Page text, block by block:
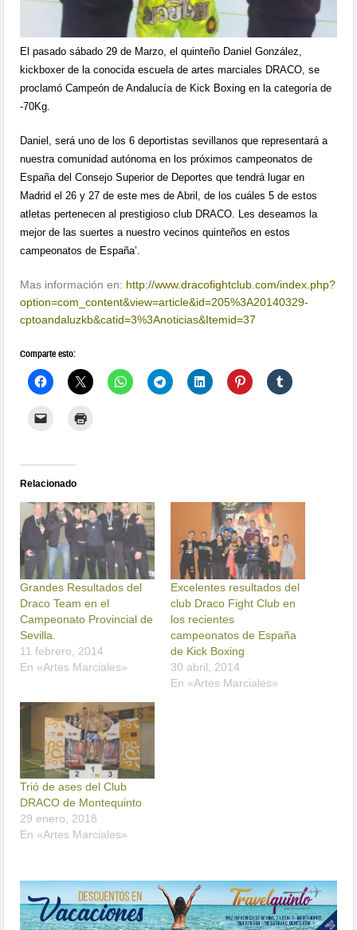
El pasado sábado 29 de Marzo, el quinteño Daniel González,
kickboxer de la conocida escuela de artes marciales DRACO, se
proclamó Campeón de Andalucía de Kick Boxing en la categoría de
-70Kg.
Daniel, será uno de los 6 deportistas sevillanos que representará a
nuestra comunidad autónoma en los próximos campeonatos de
España del Consejo Superior de Deportes que tendrá lugar en
Madrid el 26 y 27 de este mes de Abril, de los cuáles 5 de estos
atletas pertenecen al prestigioso club DRACO. Les deseamos la
mejor de las suertes a nuestro vecinos quinteños en estos
campeonatos de España’.
Mas información en: http://www.dracofightclub.com/index.php?
option=com_content&view=article&id=205%3A20140329-
cptoandaluzkb&catid=3%3Anoticias&Itemid=37
Comparte esto:
Relacionado
Grandes Resultados del
Draco Team en el
Campeonato Provincial de
Sevilla.
11 febrero, 2014
En «Artes Marciales»
Excelentes resultados del
club Draco Fight Club en
los recientes
campeonatos de España
de Kick Boxing
30 abril, 2014
En «Artes Marciales»
Trió de ases del Club
DRACO de Montequinto
29 enero, 2018
En «Artes Marciales»